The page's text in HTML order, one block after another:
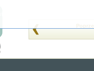
innych, wykorzystuje